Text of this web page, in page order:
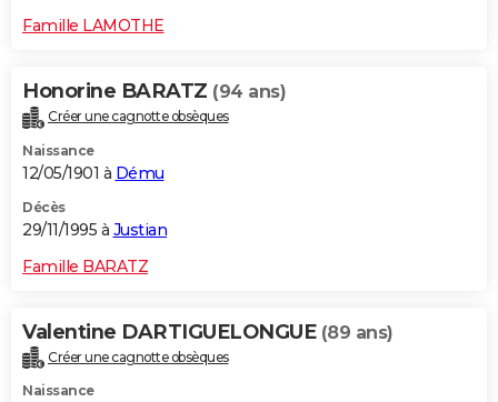
Famille LAMOTHE
Honorine BARATZ (94 ans)
Créer une cagnotte obsèques
Naissance
12/05/1901 à Dému
Décès
29/11/1995 à Justian
Famille BARATZ
Valentine DARTIGUELONGUE (89 ans)
Créer une cagnotte obsèques
Naissance